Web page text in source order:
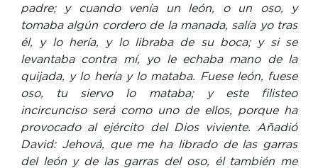
padre; y cuando venía un león, o un oso, y
tomaba algún cordero de la manada, salía yo tras
él, y lo hería, y lo libraba de su boca; y si se
levantaba contra mí, yo le echaba mano de la
quijada, y lo hería y lo mataba. Fuese león, fuese
oso, tu siervo lo mataba; y este filisteo
incircunciso será como uno de ellos, porque ha
provocado al ejército del Dios viviente. Añadió
David: Jehová, que me ha librado de las garras
del león y de las garras del oso, él también me